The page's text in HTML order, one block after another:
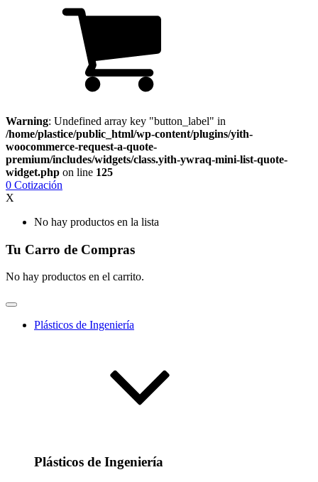
Warning: Undefined array key "button_label" in
/home/plastice/public_html/wp-content/plugins/yith-
woocommerce-request-a-quote-
premium/includes/widgets/class.yith-ywraq-mini-list-quote-
widget.php on line 125
0 Cotización
X
No hay productos en la lista
Tu Carro de Compras
No hay productos en el carrito.
Plásticos de Ingeniería
Plásticos de Ingeniería